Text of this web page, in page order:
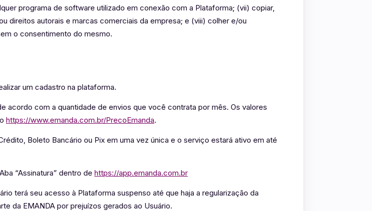
programa de software utilizado em conexão com a Plataforma; (vii) copiar,
direitos autorais e marcas comerciais da empresa; e (viii) colher e/ou
o consentimento do mesmo.
um cadastro na plataforma.
acordo com a quantidade de envios que você contrata por mês. Os valores
https://www.emanda.com.br/PrecoEmanda.
Boleto Bancário ou Pix em uma vez única e o serviço estará ativo em até
“Assinatura” dentro de https://app.emanda.com.br
terá seu acesso à Plataforma suspenso até que haja a regularização da
da EMANDA por prejuízos gerados ao Usuário.